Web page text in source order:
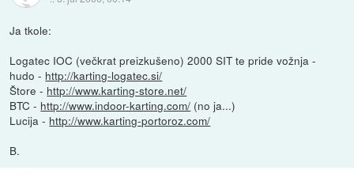
Ja tkole:
Logatec IOC (večkrat preizkušeno) 2000 SIT te pride vožnja -
hudo - http://karting-logatec.si/
Štore - http://www.karting-store.net/
BTC - http://www.indoor-karting.com/ (no ja...)
Lucija - http://www.karting-portoroz.com/
B.